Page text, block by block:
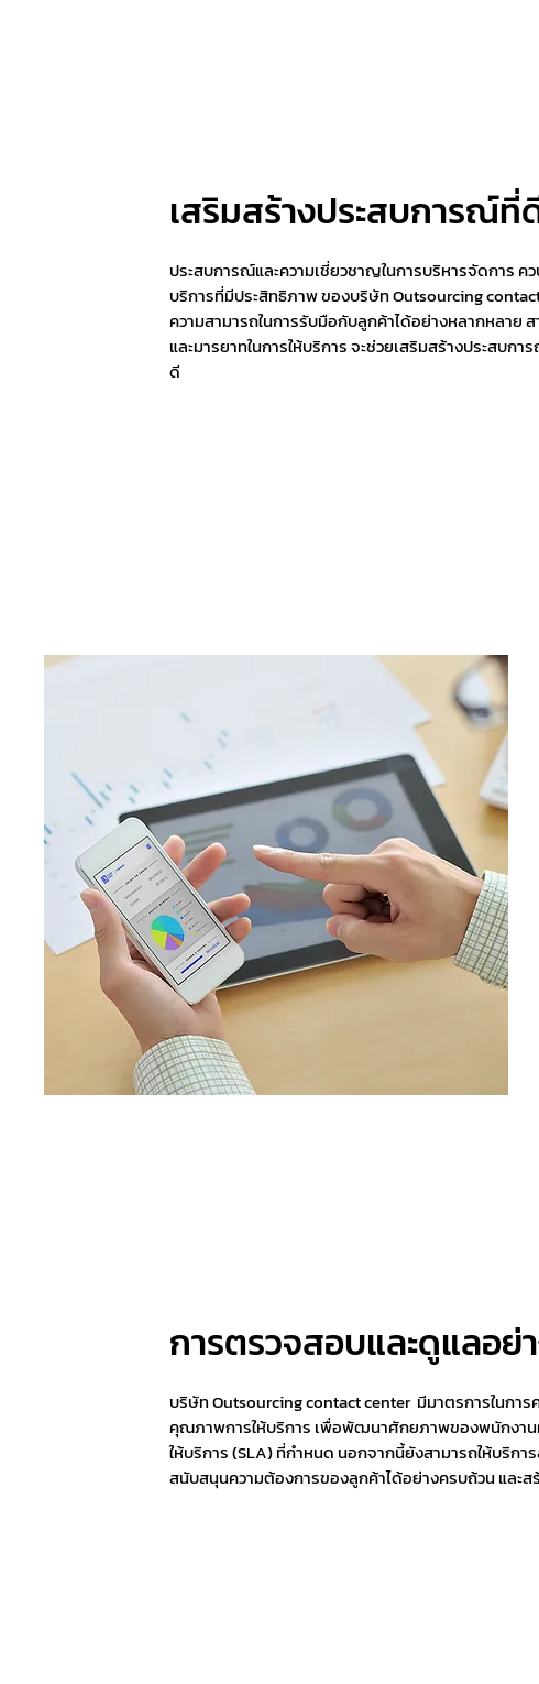
เสริมสร้างประสบการณ์ที่
ประสบการณ์และความเชี่ยวชาญในการบริหารจัดการ
บริการที่มีประสิทธิภาพ ของบริษัท Outsourcing
ความสามารถในการรับมือกับลูกค้าได้อย่างหลากหลาย
และมารยาทในการให้บริการ จะช่วยเสริมสร้างประสบ
ดี
การตรวจสอบและดูแลอ
บริษัท Outsourcing contact center มีมาตรการในกา
คุณภาพการให้บริการ เพื่อพัฒนาศักยภาพของพนักงาน
ให้บริการ (SLA) ที่กำหนด นอกจากนี้ยังสามารถให้บริก
สนับสนุนความต้องการของลูกค้าได้อย่างครบถ้วน และ